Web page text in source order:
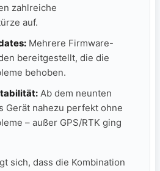
zahlreiche
auf.
Mehrere Firmware-
⁢bereitgestellt, ⁢die die
behoben.
Ab dem neunten
Gerät nahezu perfekt ohne​
– außer GPS/RTK ging
⁣sich, ​dass die Kombination